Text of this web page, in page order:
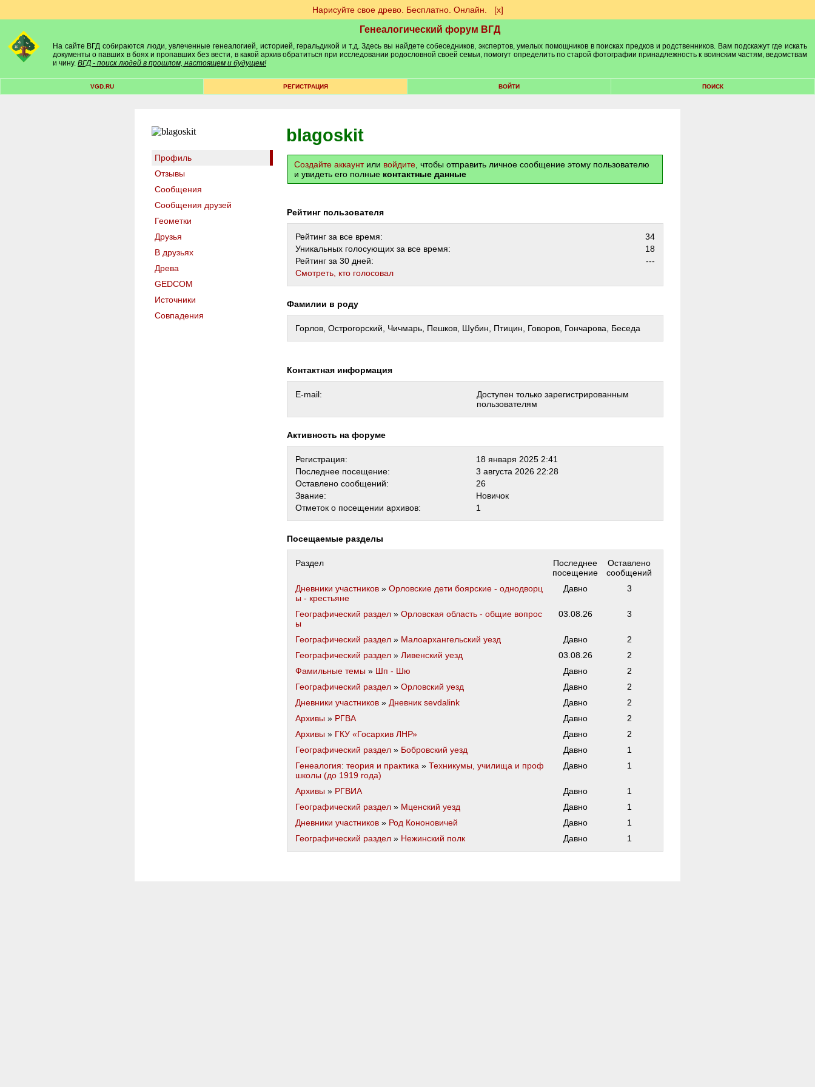
Нарисуйте свое древо. Бесплатно. Онлайн. [х]
Генеалогический форум ВГД
На сайте ВГД собираются люди, увлеченные генеалогией, историей, геральдикой и т.д. Здесь вы найдете собеседников, экспертов, умелых помощников в поисках предков и родственников. Вам подскажут где искать
документы о павших в боях и пропавших без вести, в какой архив обратиться при исследовании родословной своей семьи, помогут определить по старой фотографии принадлежность к воинским частям, ведомствам
и чину. ВГД - поиск людей в прошлом, настоящем и будущем!
VGD.RU РЕГИСТРАЦИЯ ВОЙТИ ПОИСК
Профиль
Отзывы
Сообщения
Сообщения друзей
Геометки
Друзья
В друзьях
Древа
GEDCOM
Источники
Совпадения
blagoskit
Создайте аккаунтили войдите , чтобы отправить личное сообщение этому пользователю
и увидеть его полные контактные данные
Рейтинг пользователя
Рейтинг за все время:
34
Уникальных голосующих за все время:
18
Рейтинг за 30 дней:
---
Cмотреть, кто голосовал
Фамилии в роду
Горлов, Острогорский, Чичмарь, Пешков, Шубин, Птицин, Говоров, Гончарова, Беседа
Контактная информация
E-mail:
Доступен только зарегистрированным
пользователям
Активность на форуме
Регистрация:
18 января 2025 2:41
Последнее посещение:
3 августа 2026 22:28
Оставлено сообщений:
26
Звание:
Новичок
Отметок о посещении архивов:
1
Посещаемые разделы
Раздел
Последнее
посещение
Оставлено
сообщений
Дневники участников » Орловские дети боярские - однодворц
ы - крестьяне
Давно 3
Географический раздел » Орловская область - общие вопрос
ы
03.08.26 3
Географический раздел » Малоархангельский уезд Давно
2
Географический раздел » Ливенский уезд 03.08.26
2
Фамильные темы » Шп - Шю Давно
2
Географический раздел » Орловский уезд Давно
2
Дневники участников » Дневник sevdalink Давно
2
Архивы » РГВА Давно
2
Архивы » ГКУ «Госархив ЛНР» Давно
2
Географический раздел » Бобровский уезд Давно
1
Генеалогия: теория и практика » Техникумы, училища и проф
школы (до 1919 года)
Давно 1
Архивы » РГВИА Давно
1
Географический раздел » Мценский уезд Давно
1
Дневники участников » Род Кононовичей Давно
1
Географический раздел » Нежинский полк Давно 1